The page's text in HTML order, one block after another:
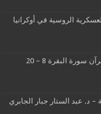
الروسية في أوكرانيا
سورة البقرة 8 – 20
– د. عبد الستار جبار الجابري